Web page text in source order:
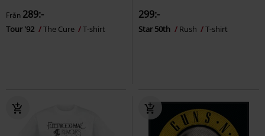
Från 289:-
Tour '92 The Cure T-shirt
299:-
Star 50th Rush T-shirt